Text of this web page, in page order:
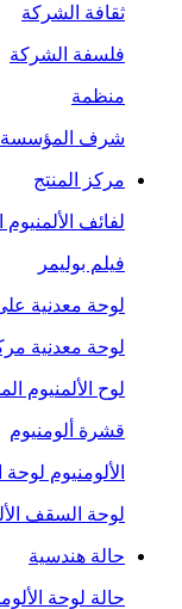
ثقافة الشركة
فلسفة الشركة
منظمة
شرف المؤسسة
مركز المنتج
لفائف الألمنيوم
فيلم بوليمر
لوحة معدنية
لوحة معدنية
لوح الألمنيوم
قشرة ألومنيوم
الألومنيوم لوحة
لوحة السقف
حالة هندسية
حالة لوحة